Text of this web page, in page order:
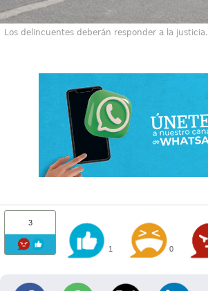
Los delincuentes deberán responder a la justicia.
3
1 0